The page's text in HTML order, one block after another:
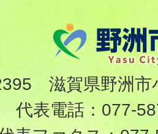
滋賀県野洲市
代表電話： 077-